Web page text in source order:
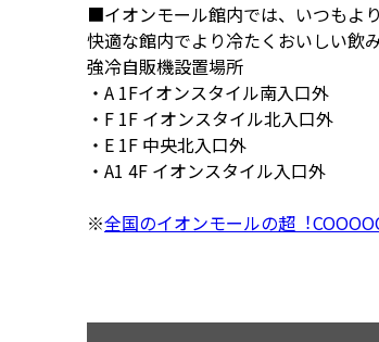
■イオンモール館内では、いつもよ
快適な館内でより冷たくおいしい飲
強冷自販機設置場所
・A 1Fイオンスタイル南入口外
・F 1F イオンスタイル北入口外
・E 1F 中央北入口外
・A1 4F イオンスタイル入口外
※全国のイオンモールの超